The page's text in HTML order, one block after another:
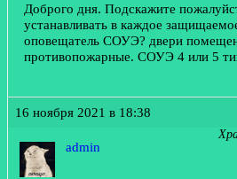
Доброго дня. Подскажите
устанавливать в каждое
оповещатель СОУЭ? двери
противопожарные. СОУЭ 4 или 5
16 ноября 2021 в 18:38
admin